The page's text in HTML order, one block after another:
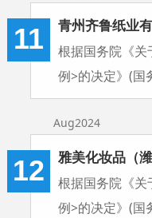
定，现将竣工验
月23日－2025
公众参与建设项
11
根据国务院《关
例>的决定》(国
发布〈建设项目
告》(国环规环
定，现将竣工验
11日－2025年
众参与建设项
Aug2024
12
根据国务院《关
例>的决定》(国